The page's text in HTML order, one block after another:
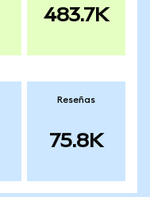
483.7K
Reseñas
75.8K